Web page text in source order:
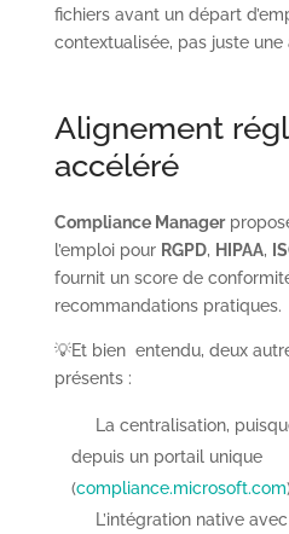
fichiers avant un départ
contextualisée, pas juste une
Alignement
accéléré
Compliance Manager
l’emploi pour RGPD, HIPAA,
fournit un score de
recommandations pratiques.
💡Et bien entendu, deux
présents :
La centralisation,
depuis un portail unique
(compliance.microsoft.com
L’intégration native